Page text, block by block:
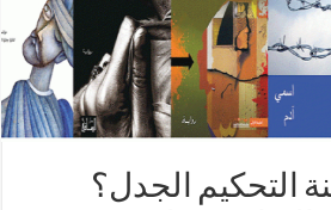
التحكيم الجدل؟